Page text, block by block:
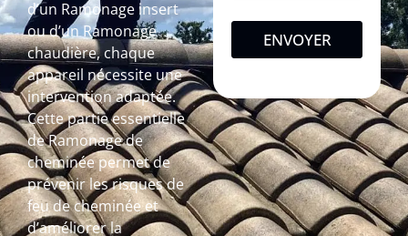
d’un Ramonage insert
ou d’un Ramonage
chaudière, chaque
appareil nécessite une
intervention adaptée.
Cette partie essentielle
de Ramonage de
cheminée permet de
prévenir les risques de
feu de cheminée et
d’améliorer la
ENVOYER